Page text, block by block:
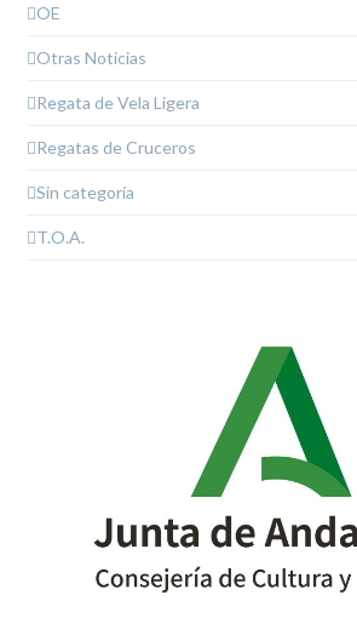
OE
Otras Noticias
Regata de Vela Ligera
Regatas de Cruceros
Sin categoría
T.O.A.